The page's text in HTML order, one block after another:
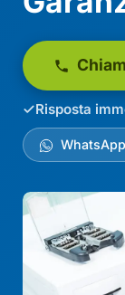
Risposta
WhatsApp